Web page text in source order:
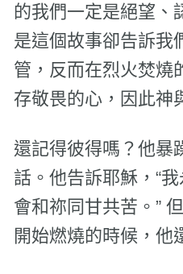
的我們一定是絕望、
是這個故事卻告訴我
管，反而在烈火焚燒
存敬畏的心，因此神
還記得彼得嗎？他暴
話。他告訴耶穌，“
會和祢同甘共苦。”
開始燃燒的時候，他